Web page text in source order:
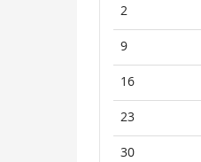
2
9Keine
16Keine
23Keine
30Keine